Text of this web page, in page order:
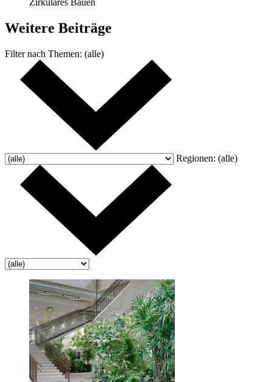
Zirkuläres Bauen
Weitere Beiträge
Filter nach Themen: (alle)
Regionen: (alle)